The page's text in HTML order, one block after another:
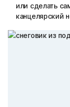
или сделать
канцелярский